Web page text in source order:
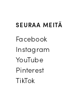
SEURAA MEITÄ
Facebook
Facebook
Instagram
Instagram
YouTube
YouTube
Pinterest
Pinterest
TikTok
TikTok